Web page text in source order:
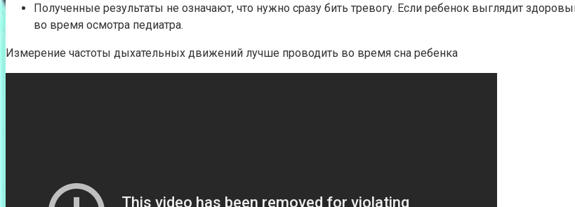
Полученные результаты не означают, что нужно сразу бить тревогу. Если ребенок выглядит
во время осмотра педиатра.
Измерение частоты дыхательных движений лучше проводить во время сна ребенка